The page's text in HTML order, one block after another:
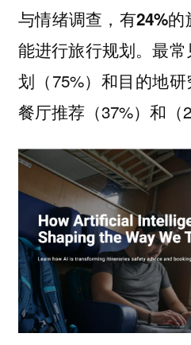
与情绪调查， 有24%
能进行旅行规划。最
划（75%）和目的地
餐厅推荐（37%）和（